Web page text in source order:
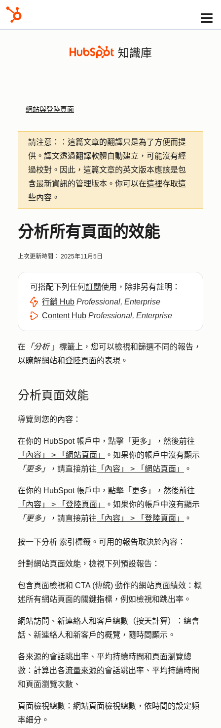
知識庫
網站與登陸頁面
請注意：
：這篇文章的翻譯只是為了方便而提
供。譯文透過翻譯軟體自動建立，可能沒有經
過校對。因此，這篇文章的英文版本應該是包
含最新資訊的管理版本。你可以在這裡存取這
些內容。
分析所有頁面的效能
上次更新時間： 2025年11月5日
可搭配下列任何訂閱使用，除非另有註明：
行銷 Hub Professional, Enterprise
Content Hub Professional, Enterprise
在 「分析 」標籤上，您可以檢視和篩選不同的報告，
以瞭解網站和登陸頁面的表現。
分析頁面效能
導覽到您的內容：
在你的 HubSpot 帳戶中，點擊 「更多」
，然後前往
「內容」
> 「網站頁面」
。如果你的帳戶中沒有顯示
「更多」
，請直接前往 「內容」 > 「網站頁面」 。
在你的 HubSpot 帳戶中，點擊 「更多」
，然後前往
「內容」
> 「登陸頁面」
。如果你的帳戶中沒有顯示
「更多」
，請直接前往 「內容」 > 「登陸頁面」 。
按一下分析 索引標籤。可用的報告取決於內容：
針對網站頁面效能，檢視下列預設報告：
包含頁面檢視和 CTA (傳統) 動作的網站頁面績效 ：概
述所有網站頁面的關鍵指標，例如檢視和跳出率。
網站訪問、新連絡人和客戶總數（按天計算）：總會
話、新連絡人和新客戶的概覽，隨時間顯示。
各來源的會話跳出率、平均持續時間和頁面瀏覽總
數 ：計算出各流量來源的會話跳出率、平均持續時間
和頁面瀏覽次數、
頁面檢視總數：網站頁面檢視總數，依時間的設定頻
率細分。